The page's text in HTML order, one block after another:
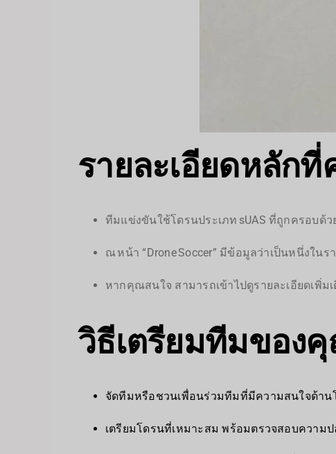
รายละเอียดหลัก
ทีมแข่งขันใช้โดรนประเภท sUAS ที่ถูกครอบด้
ณ หน้า “Drone Soccer” มีข้อมูลว่าเป็นหนึ่งใน
หากคุณสนใจ สามารถเข้าไปดูรายละเอียดเพิ่
วิธีเตรียมทีมของ
จัดทีมหรือชวนเพื่อนร่วมทีมที่มีความสนใจด้าน
เตรียมโดรนที่เหมาะสม พร้อมตรวจสอบความ